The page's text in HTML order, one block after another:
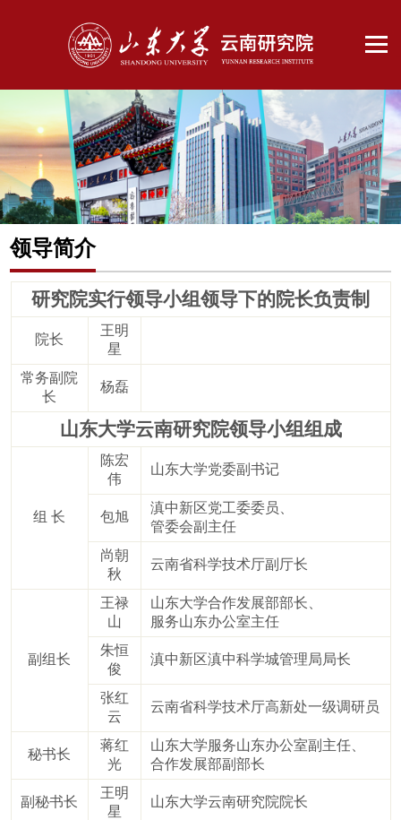
领导简介
研究院实行领导小组领导下的院长负责制
院长
王明
星
常务副院
长
杨磊
山东大学云南研究院领导小组组成
组 长
陈宏
伟
山东大学党委副书记
包旭
滇中新区党工委委员、
管委会副主任
尚朝
秋
云南省科学技术厅副厅长
副组长
王禄
山
山东大学合作发展部部长、
服务山东办公室主任
朱恒
俊
滇中新区滇中科学城管理局局长
张红
云
云南省科学技术厅高新处一级调研员
秘书长
蒋红
光
山东大学服务山东办公室副主任、
合作发展部副部长
副秘书长
王明
星
山东大学云南研究院院长